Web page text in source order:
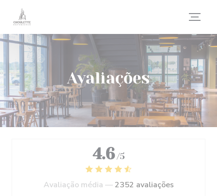
Painel de Gerenciamento de Cookies
Avaliações
4.6 /5
Avaliação média —2352 avaliações